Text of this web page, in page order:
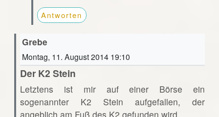
Antworten
Grebe
Montag, 11. August 2014 19:10
Der K2 Stein
Letztens ist mir auf einer Börse ein
sogenannter K2 Stein aufgefallen, der
angeblich am Fuß des K2 gefunden wird.